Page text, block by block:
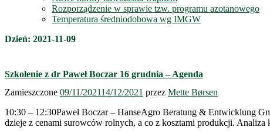
Rozporządzenie w sprawie tzw. programu azotanowego
Temperatura średniodobowa wg IMGW
Dzień: 2021-11-09
Szkolenie z dr Paweł Boczar 16 grudnia – Agenda
Zamieszczone 09/11/202114/12/2021 przez Mette Børsen
10:30 – 12:30Paweł Boczar – HanseAgro Beratung & Entwicklung
dzieje z cenami surowców rolnych, a co z kosztami produkcji.